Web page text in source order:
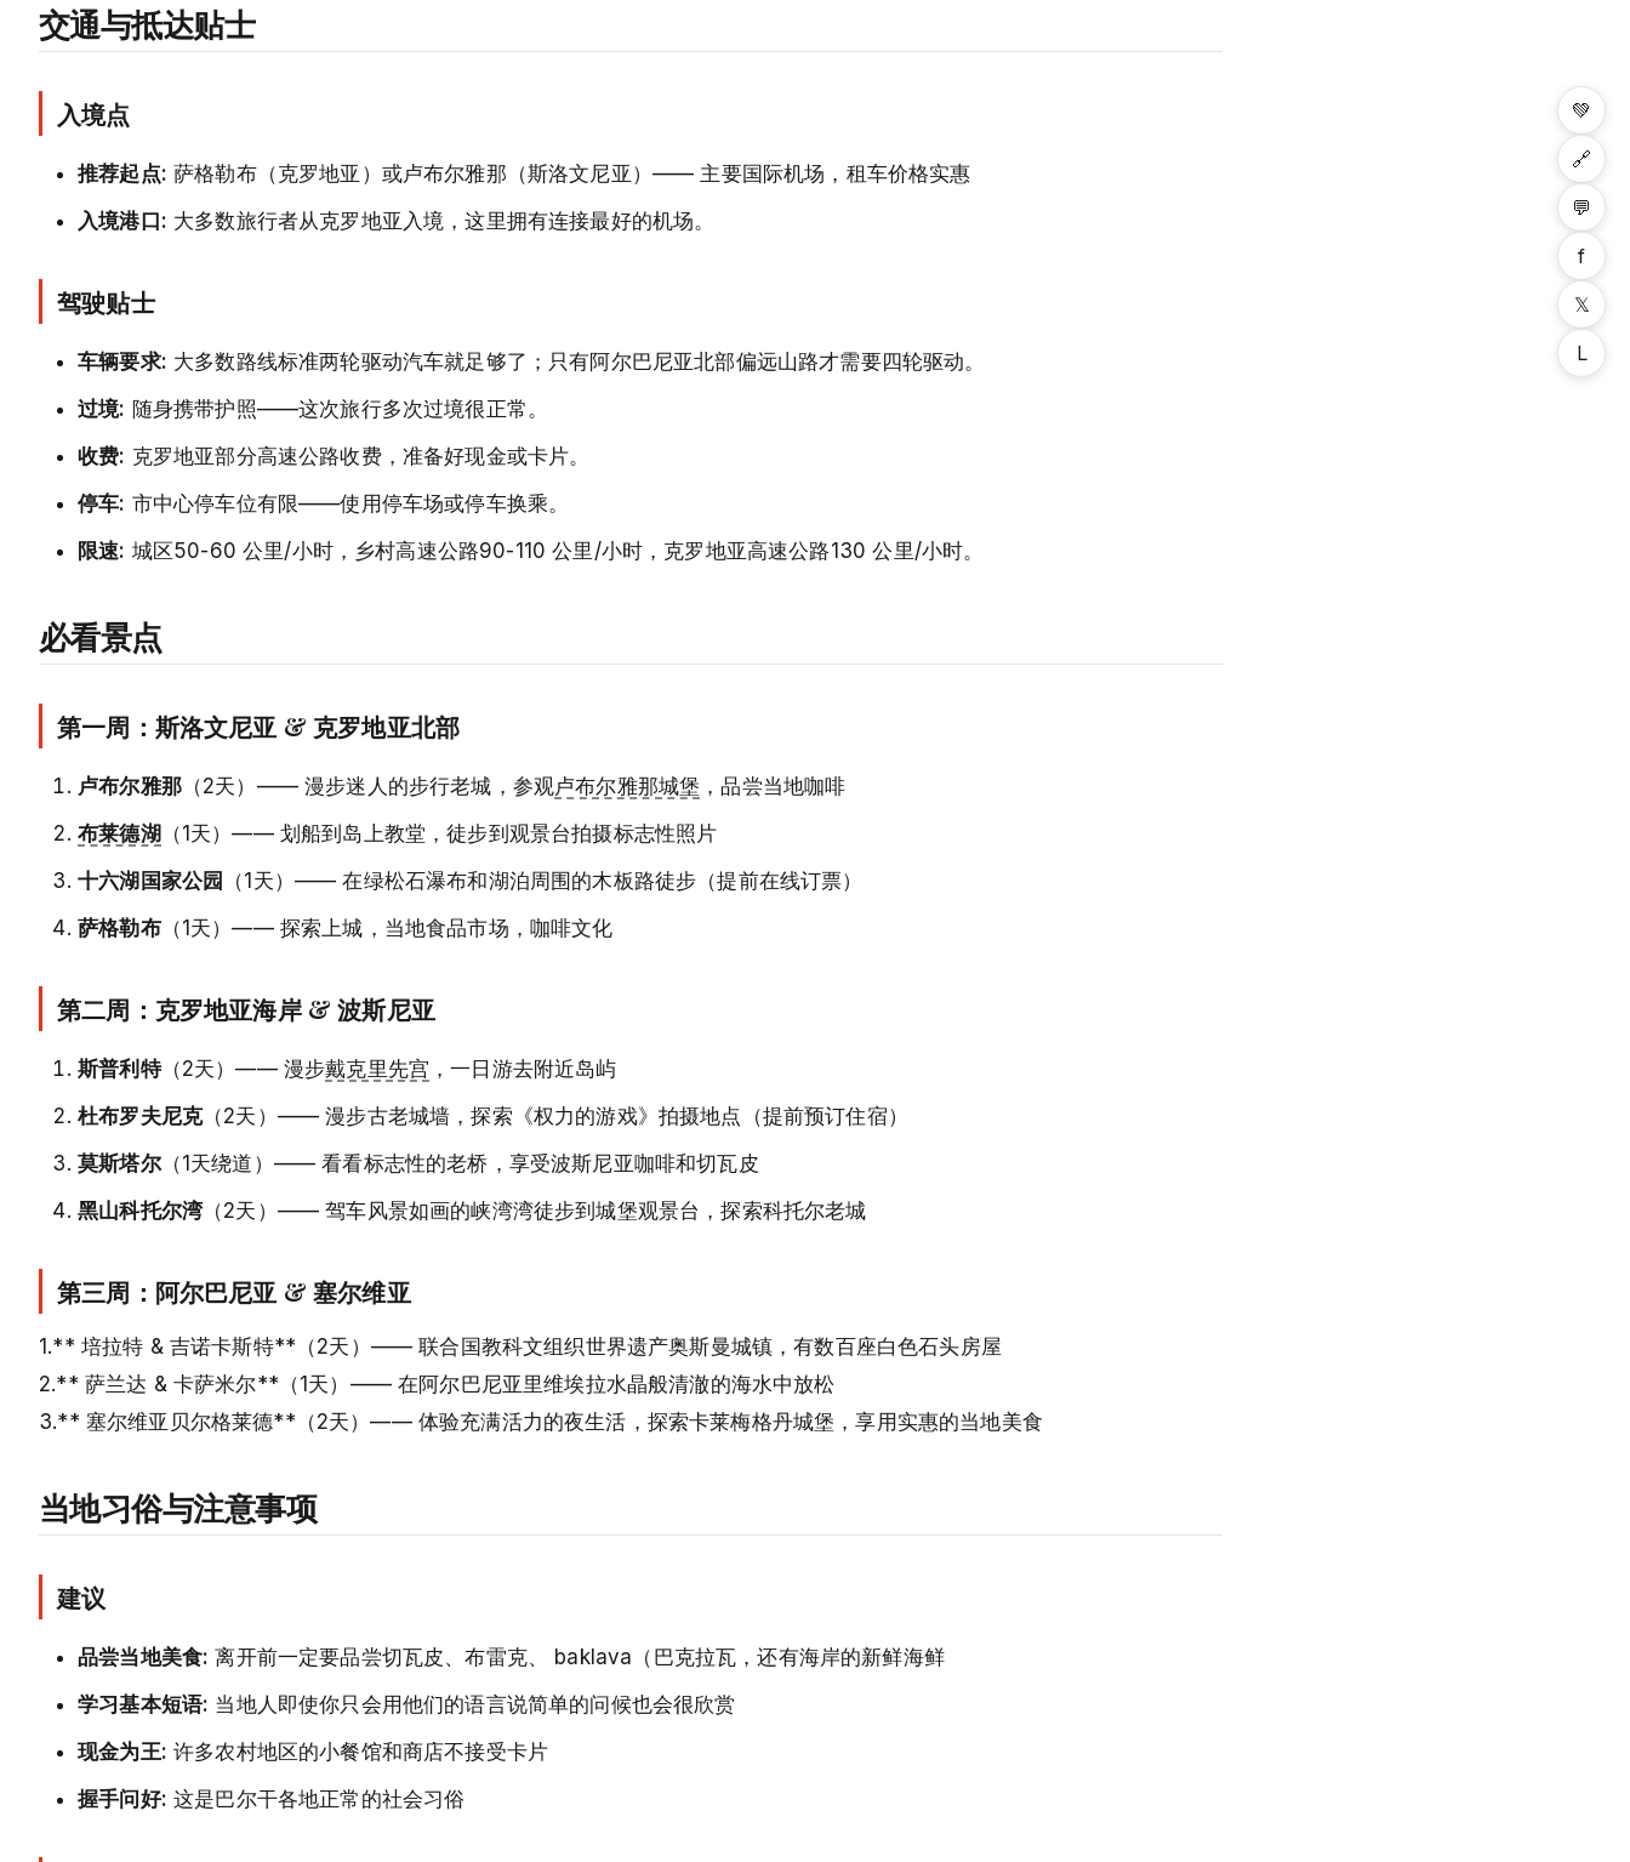
交通与抵达贴士
入境点
推荐起点: 萨格勒布（克罗地亚）或卢布尔雅那（斯洛文尼亚）—— 主要国际机场，租车价格实惠
入境港口: 大多数旅行者从克罗地亚入境，这里拥有连接最好的机场。
驾驶贴士
车辆要求: 大多数路线标准两轮驱动汽车就足够了；只有阿尔巴尼亚北部偏远山路才需要四轮驱动。
过境: 随身携带护照——这次旅行多次过境很正常。
收费: 克罗地亚部分高速公路收费，准备好现金或卡片。
停车: 市中心停车位有限——使用停车场或停车换乘。
限速: 城区50-60 公里/小时，乡村高速公路90-110 公里/小时，克罗地亚高速公路130 公里/小时。
必看景点
第一周：斯洛文尼亚 & 克罗地亚北部
卢布尔雅那（2天）—— 漫步迷人的步行老城，参观卢布尔雅那城堡 ，品尝当地咖啡
布莱德湖（1天）—— 划船到岛上教堂，徒步到观景台拍摄标志性照片
十六湖国家公园
（1天）—— 在绿松石瀑布和湖泊周围的木板路徒步（提前在线订票）
萨格勒布（1天）—— 探索上城，当地食品市场，咖啡文化
第二周：克罗地亚海岸 & 波斯尼亚
斯普利特（2天）—— 漫步戴克里先宫 ，一日游去附近岛屿
杜布罗夫尼克（2天）—— 漫步古老城墙，探索《权力的游戏》拍摄地点（提前预订住宿）
莫斯塔尔（1天绕道）—— 看看标志性的老桥，享受波斯尼亚咖啡和切瓦皮
黑山科托尔湾（2天）—— 驾车风景如画的峡湾湾徒步到城堡观景台，探索科托尔老城
第三周：阿尔巴尼亚 & 塞尔维亚
1.** 培拉特 & 吉诺卡斯特**（2天）—— 联合国教科文组织世界遗产奥斯曼城镇，有数百座白色石头房屋
2.** 萨兰达 & 卡萨米尔**（1天）—— 在阿尔巴尼亚里维埃拉水晶般清澈的海水中放松
3.** 塞尔维亚贝尔格莱德**（2天）—— 体验充满活力的夜生活，探索卡莱梅格丹城堡，享用实惠的当地美食
当地习俗与注意事项
建议
品尝当地美食: 离开前一定要品尝切瓦皮、布雷克、 baklava（巴克拉瓦，还有海岸的新鲜海鲜
学习基本短语: 当地人即使你只会用他们的语言说简单的问候也会很欣赏
现金为王: 许多农村地区的小餐馆和商店不接受卡片
握手问好: 这是巴尔干各地正常的社会习俗
💚
🔗
💬
f
𝕏
L